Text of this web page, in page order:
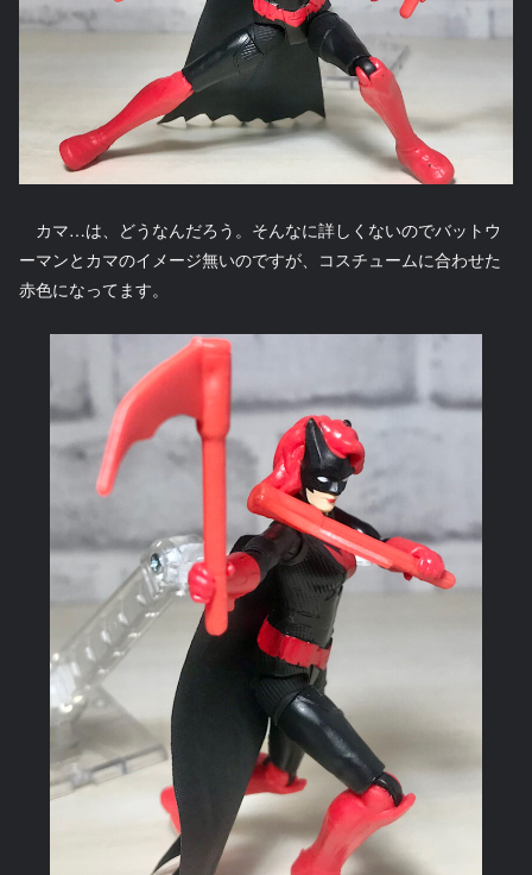
カマ…は、どうなんだろう。そんなに詳しくないのでバットウ
ーマンとカマのイメージ無いのですが、コスチュームに合わせた
赤色になってます。